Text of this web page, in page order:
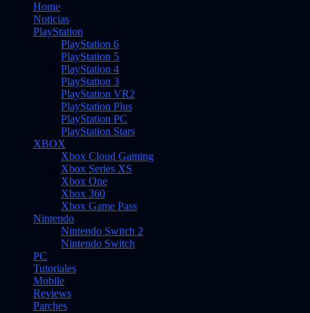
Home
Noticias
PlayStation
PlayStation 6
PlayStation 5
PlayStation 4
PlayStation 3
PlayStation VR2
PlayStation Plus
PlayStation PC
PlayStation Stars
XBOX
Xbox Cloud Gaming
Xbox Series XS
Xbox One
Xbox 360
Xbox Game Pass
Nintendo
Nintendo Switch 2
Nintendo Switch
PC
Tutoriales
Mobile
Reviews
Parches